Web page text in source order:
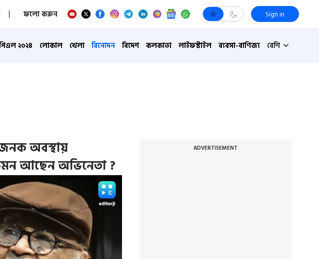
ফলো করুন Sign in
২০২৪ লোকাল খেলা বিনোদন বিদেশ কলকাতা লাইফস্টাইল ব্যবসা-বাণিজ্য বেশি
অবস্থায়
আছেন অভিনেতা ?
ADVERTISEMENT